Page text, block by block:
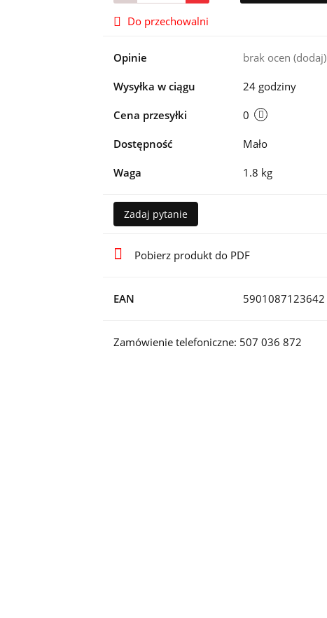
Do przechowalni
Opinie brak ocen(dodaj)
Wysyłka w ciągu 24 godziny
Cena przesyłki 0
Dostępność Mało
Waga 1.8 kg
Zadaj pytanie
Pobierz produkt do PDF
EAN 5901087123642
Zamówienie telefoniczne: 507 036 872